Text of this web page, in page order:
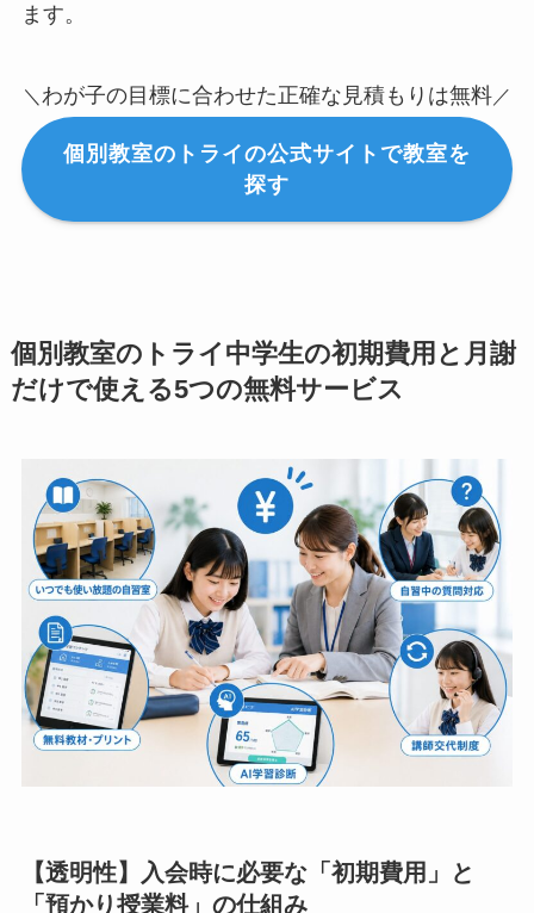
ます。
＼ わが子の目標に合わせた正確な見積もりは無料 ／
個別教室のトライの公式サイトで教室を
探す
個別教室のトライ中学生の初期費用と月謝
だけで使える5つの無料サービス
【透明性】入会時に必要な「初期費用」と
「預かり授業料」の仕組み